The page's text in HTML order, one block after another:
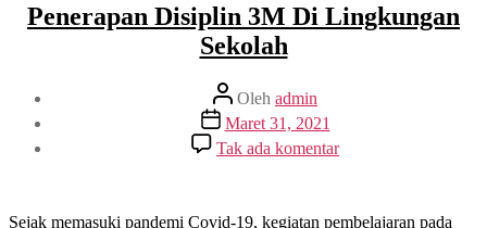
Penerapan Disiplin 3M Di Lingkungan
Sekolah
Penulis
artikel
Oleh admin
Tanggal
artikel
Maret 31, 2021
Tak ada komentarpada
Penerapan
Di
Sejak memasuki pandemi Covid-19, kegiatan pembelajaran pada